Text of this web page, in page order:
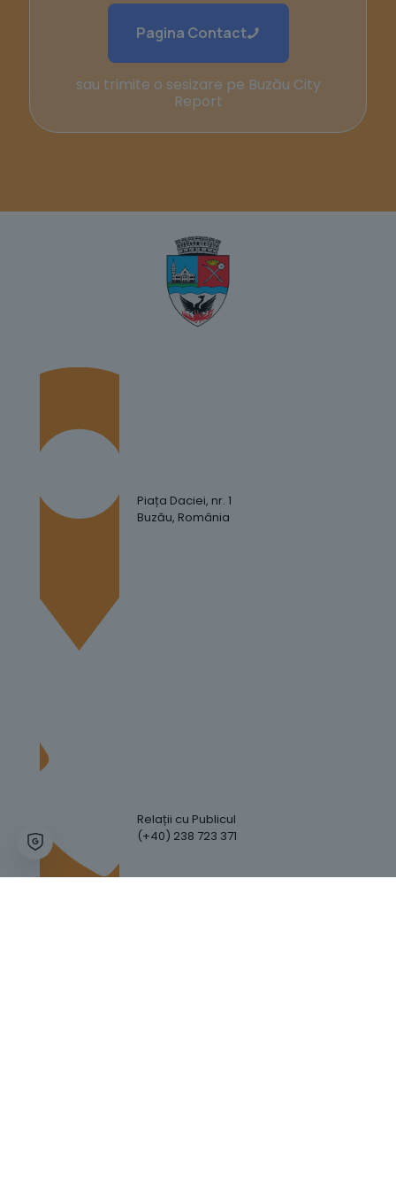
Pagina Contact
sau trimite o sesizare pe Buzău City
Report
Piața Daciei, nr. 1
Buzău, România
Relații cu Publicul
(+40) 238 723 371